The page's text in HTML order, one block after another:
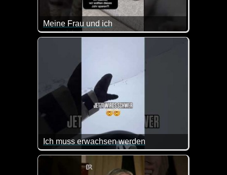
Meine Frau und ich
Was die Katzen hier für ein Gespräch führen,
Ich muss erwachsen werden
Man muss sich nur zu beschäftigen wissen :-)